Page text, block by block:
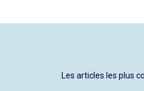
Les articles les plus